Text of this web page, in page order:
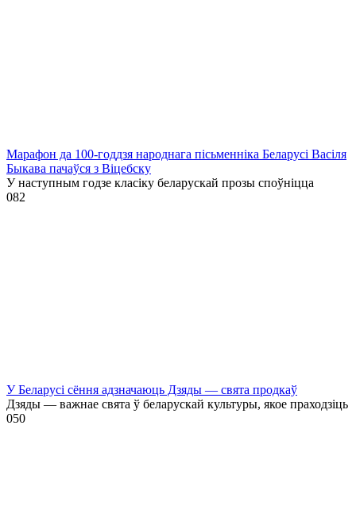
Марафон да 100-годдзя народнага пісьменніка Беларусі Васіля
Быкава пачаўся з Віцебску
У наступным годзе класіку беларускай прозы споўніцца
082
У Беларусі сёння адзначаюць Дзяды — свята продкаў
Дзяды — важнае свята ў беларускай культуры, якое праходзіць
050